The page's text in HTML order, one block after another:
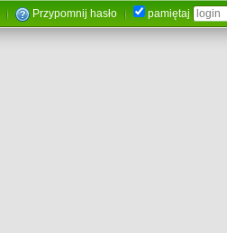
Przypomnij hasło pamiętaj